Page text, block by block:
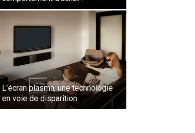
L’écran plasma, une technologie
en voie de disparition